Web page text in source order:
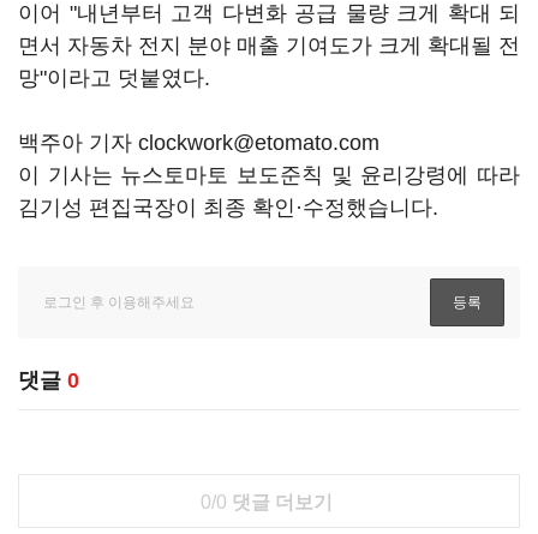
이어 "내년부터 고객 다변화 공급 물량 크게 확대 되
면서 자동차 전지 분야 매출 기여도가 크게 확대될 전
망"이라고 덧붙였다.
백주아 기자 clockwork@etomato.com
이 기사는 뉴스토마토 보도준칙 및 윤리강령에 따라
김기성 편집국장이 최종 확인·수정했습니다.
댓글 0
0/0 댓글 더보기